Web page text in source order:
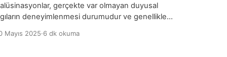
gerçekte var olmayan duyusal
deneyimlenmesi durumudur ve genellikle
olarak ortaya çıkar. Bilimsel açıdan bakıldığında,
Mayıs 2025·6 dk okuma